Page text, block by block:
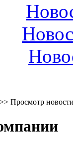
>> Просмотр